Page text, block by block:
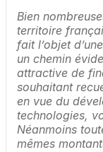
Bien
territoire
fait l’objet
un chemin
attractive de
souhaitant
en vue du
technologies,
Néanmoins
mêmes